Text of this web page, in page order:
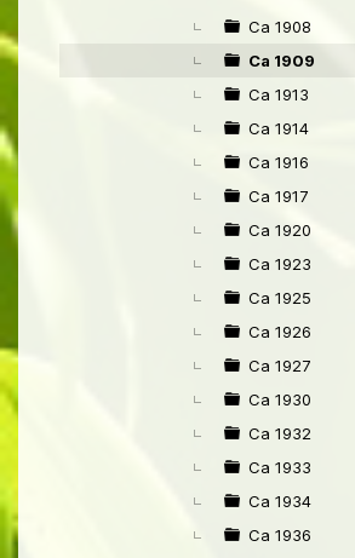
Ca 1908
Ca 1909
Ca 1913
Ca 1914
Ca 1916
Ca 1917
Ca 1920
Ca 1923
Ca 1925
Ca 1926
Ca 1927
Ca 1930
Ca 1932
Ca 1933
Ca 1934
Ca 1936